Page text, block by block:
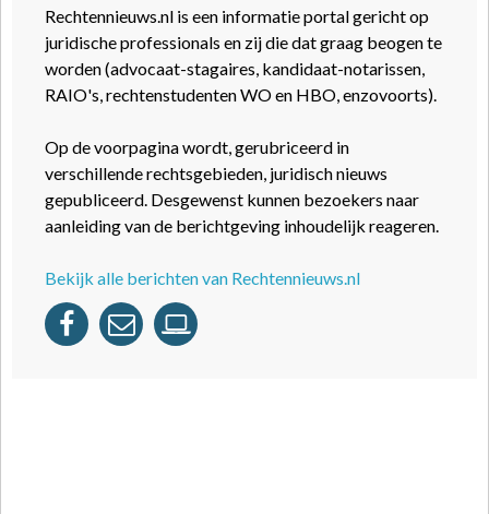
Rechtennieuws.nl is een informatie portal gericht op
juridische professionals en zij die dat graag beogen te
worden (advocaat-stagaires, kandidaat-notarissen,
RAIO's, rechtenstudenten WO en HBO, enzovoorts).
Op de voorpagina wordt, gerubriceerd in
verschillende rechtsgebieden, juridisch nieuws
gepubliceerd. Desgewenst kunnen bezoekers naar
aanleiding van de berichtgeving inhoudelijk reageren.
Bekijk alle berichten van Rechtennieuws.nl